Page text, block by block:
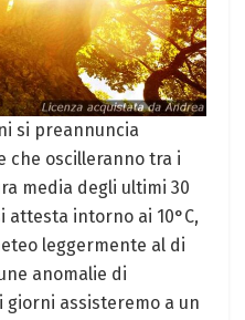
si preannuncia
che oscilleranno tra i
media degli ultimi 30
intorno ai 10°C,
leggermente al di
anomalie di
assisteremo a un